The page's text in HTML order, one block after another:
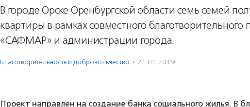
В городе Орске Оренбургской области семь семей
квартиры в рамках совместного благотворительного
«САФМАР» и администрации города.
Благотвори­тель­ность и доброволь­чест­во · 21.01.2019
Проект направлен на создание банка социального жилья. В